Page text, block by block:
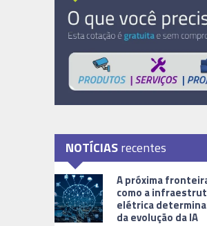
NOTÍCIASrecentes
A próxima
como a
elétrica
da evolução da IA